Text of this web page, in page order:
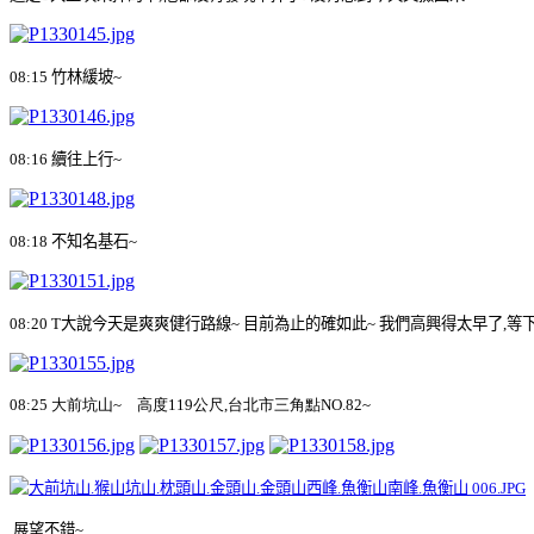
08:15 竹林緩坡~
08:16 續往上行~
08:18 不知名基石~
08:20 T大說今天是爽爽健行路線~ 目前為止的確如此~ 我們高興得太早了 等
08:25 大前坑山~ 高度119公尺 台北市三角點NO.82~
展望不錯~